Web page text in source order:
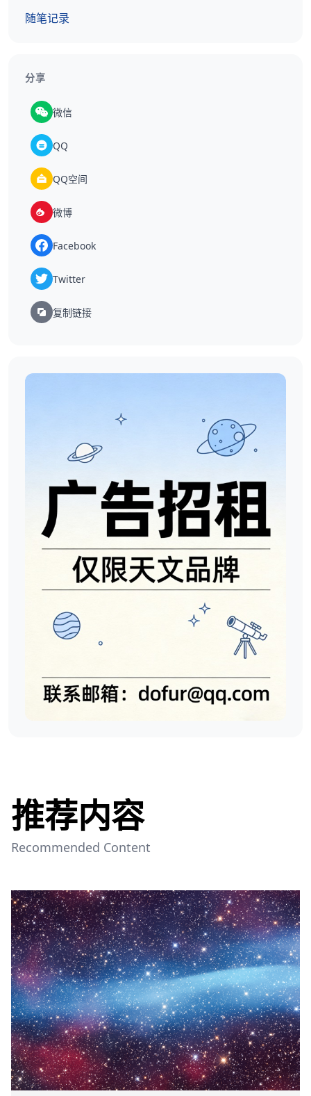
随笔记录
分享
微信
QQ
QQ空间
微博
Facebook
Twitter
复制链接
推荐内容
Recommended Content